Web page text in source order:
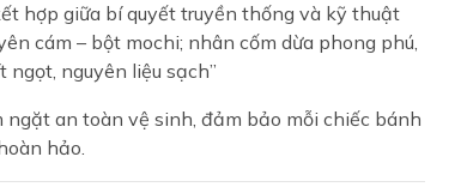
hợp giữa bí quyết truyền thống và kỹ thuật
cám – bột mochi; nhân cốm dừa phong phú,
nguyên liệu sạch”
an toàn vệ sinh, đảm bảo mỗi chiếc bánh
hảo.